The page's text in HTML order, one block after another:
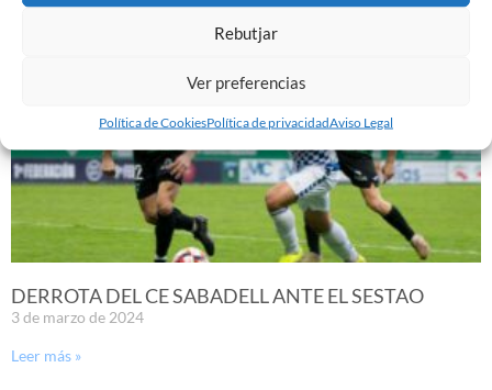
Rebutjar
Ver preferencias
Política de CookiesPolítica de privacidadAviso Legal
DERROTA DEL CE SABADELL ANTE EL SESTAO
3 de marzo de 2024
Leer más »